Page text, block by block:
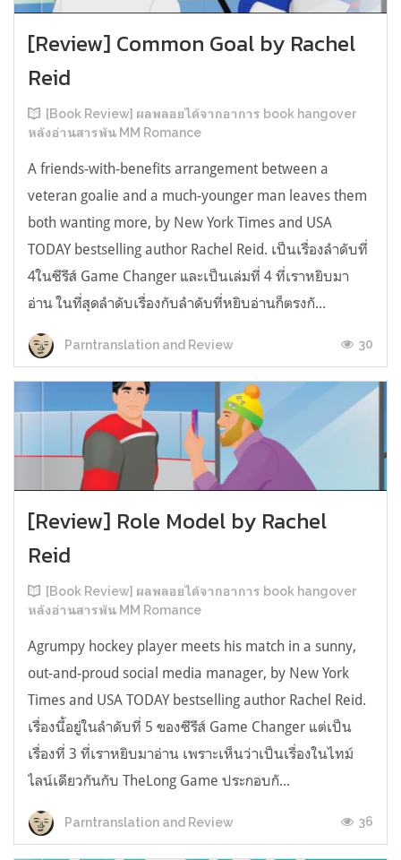
[Review] Common Goal by Rachel
Reid
[Book Review] ผลพลอยได้จากอาการ book hangover
หลังอ่านสารพัน MM Romance
A friends-with-benefits arrangement between a
veteran goalie and a much-younger man leaves them
both wanting more, by New York Times and USA
TODAY bestselling author Rachel Reid. เป็นเรื่องลำดับที่
4ในซีรีส์ Game Changer และเป็นเล่มที่ 4 ที่เราหยิบมา
อ่าน ในที่สุดลำดับเรื่องกับลำดับที่หยิบอ่านก็ตรงกั...
Parntranslation and Review 30
[Review] Role Model by Rachel
Reid
[Book Review] ผลพลอยได้จากอาการ book hangover
หลังอ่านสารพัน MM Romance
Agrumpy hockey player meets his match in a sunny,
out-and-proud social media manager, by New York
Times and USA TODAY bestselling author Rachel Reid.
เรื่องนี้อยู่ในลำดับที่ 5 ของซีรีส์ Game Changer แต่เป็น
เรื่องที่ 3 ที่เราหยิบมาอ่าน เพราะเห็นว่าเป็นเรื่องในไทม์
ไลน์เดียวกันกับ TheLong Game ประกอบกั...
Parntranslation and Review 36